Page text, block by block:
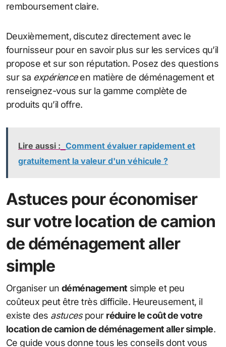
remboursement claire.
Deuxièmement, discutez directement avec le
fournisseur pour en savoir plus sur les services qu’il
propose et sur son réputation. Posez des questions
sur sa expérienceen matière de déménagement et
renseignez-vous sur la gamme complète de
produits qu’il offre.
Lire aussi : Comment évaluer rapidement et
gratuitement la valeur d'un véhicule ?
Astuces pour économiser
sur votre location de camion
de déménagement aller
simple
Organiser un déménagement simple et peu
coûteux peut être très difficile. Heureusement, il
existe des astucespour réduire le coût de votre
location de camion de déménagement aller simple.
Ce guide vous donne tous les conseils dont vous